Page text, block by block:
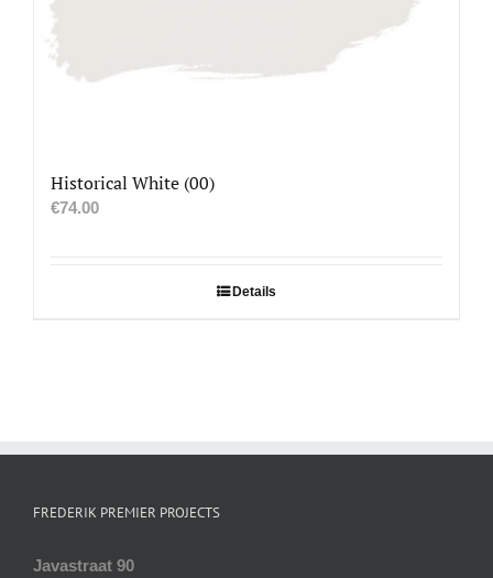
Historical White (00)
€74.00
Details
FREDERIK PREMIER PROJECTS
Javastraat 90